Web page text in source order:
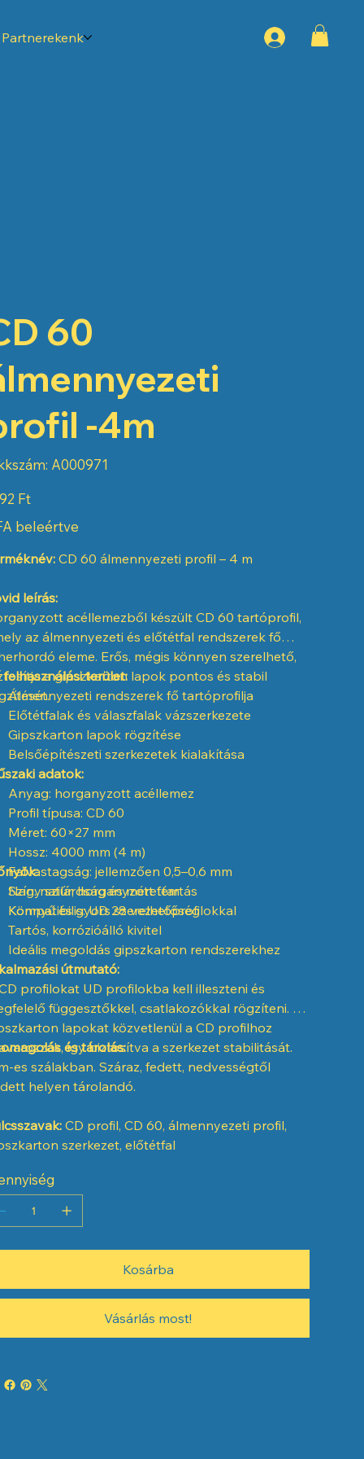
Partnerekenk
60
-4m
Cikkszám:
A000971
A000971
Ft
beleértve
CD 60 álmennyezeti profil – 4 m
leírás:
acéllemezből készült CD 60 tartóprofil,
az álmennyezeti és előtétfal rendszerek fő
eleme. Erős, mégis könnyen szerelhető,
a gipszkarton lapok pontos és stabil
felhasználási terület:
Álmennyezeti rendszerek fő tartóprofilja
Előtétfalak és válaszfalak vázszerkezete
Gipszkarton lapok rögzítése
Belsőépítészeti szerkezetek kialakítása
adatok:
Anyag: horganyzott acéllemez
Profil típusa: CD 60
Méret: 60×27 mm
Hossz: 4000 mm (4 m)
Falvastagság: jellemzően 0,5–0,6 mm
Szín: natúr, horganyzott fém
Kompatibilis: UD 28 vezetőprofilokkal
Nagy szilárdság és mérettartás
Könnyű és gyors szerelhetőség
Tartós, korrózióálló kivitel
Ideális megoldás gipszkarton rendszerekhez
útmutató:
profilokat UD profilokba kell illeszteni és
függesztőkkel, csatlakozókkal rögzíteni. A
lapokat közvetlenül a CD profilhoz
így biztosítva a szerkezet stabilitását.
és tárolás:
es szálakban. Száraz, fedett, nedvességtől
helyen tárolandó.
CD profil, CD 60, álmennyezeti profil,
szerkezet, előtétfal
Kosárba
Vásárlás most!